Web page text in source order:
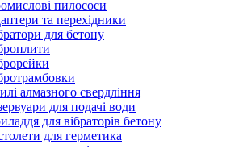
пилососи
та перехідники
для бетону
алмазного свердління
для подачі води
для вібраторів бетону
для герметика